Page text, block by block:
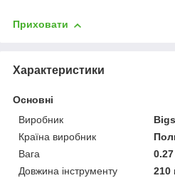
Приховати
Характеристики
Основні
Виробник
Країна виробник
Вага
0.27
Довжина інструменту
210